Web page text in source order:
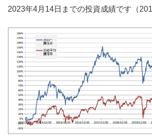
2023年4月14日までの投資成績です（